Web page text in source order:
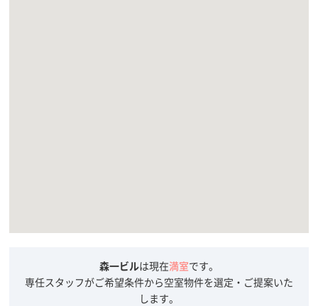
森一ビルは現在満室です。
専任スタッフがご希望条件から空室物件を選定・ご提案いた
します。